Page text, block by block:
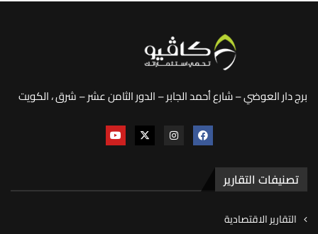
برج دار العوضي – شارع أحمد الجابر – الدور الثامن عشر – شرق ، الكويت
تصنيفات التقارير
التقارير الاقتصادية